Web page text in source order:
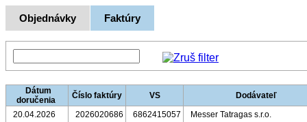
Objednávky Faktúry
Dátum
doručenia
Číslo faktúry VS
Dodávateľ
20.04.2026
2026020686 6862415057
Messer Tatragas s.r.o.